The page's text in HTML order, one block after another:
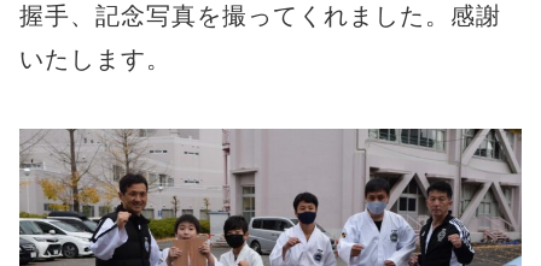
握手、記念写真を撮ってくれました。感謝
いたします。